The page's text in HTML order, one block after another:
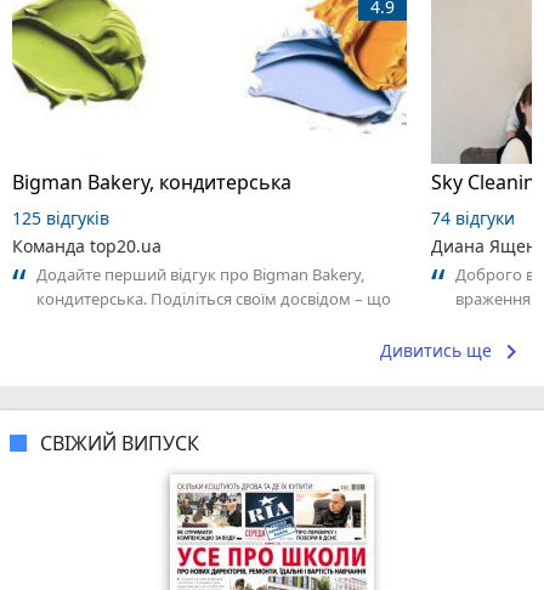
Bigman Bakery, кондитерська
4.9
125 відгуків
Команда top20.ua
Додайте перший відгук про Bigman Bakery,
кондитерська. Поділіться своїм досвідом – що
Sky
74 відгуки
Диана
Доброго
афігенно....
Дивитись ще keyboard_arrow_right
СВІЖИЙ ВИПУСК